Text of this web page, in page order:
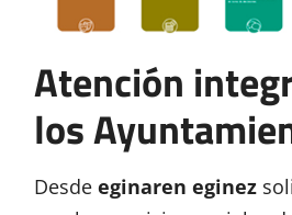
Atención
los
Desdeeginaren eginez